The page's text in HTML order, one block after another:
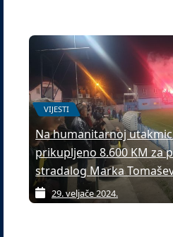
VIJESTI
Na humanitarnoj
prikupljeno 8.600 KM za
stradalog Marka
29. veljače 2024.